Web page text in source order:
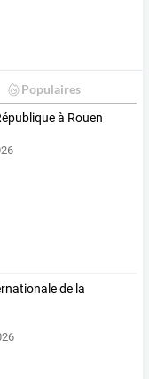
Populaires
à Rouen
de la